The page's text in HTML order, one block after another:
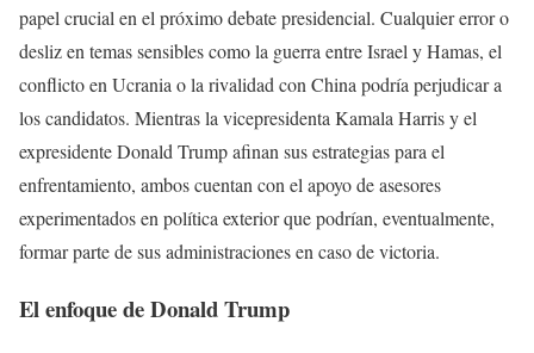
papel crucial en el próximo debate presidencial. Cualquier error o
desliz en temas sensibles como la guerra entre Israel y Hamas, el
conflicto en Ucrania o la rivalidad con China podría perjudicar a
los candidatos. Mientras la vicepresidenta Kamala Harris y el
expresidente Donald Trump afinan sus estrategias para el
enfrentamiento, ambos cuentan con el apoyo de asesores
experimentados en política exterior que podrían, eventualmente,
formar parte de sus administraciones en caso de victoria.
El enfoque de Donald Trump